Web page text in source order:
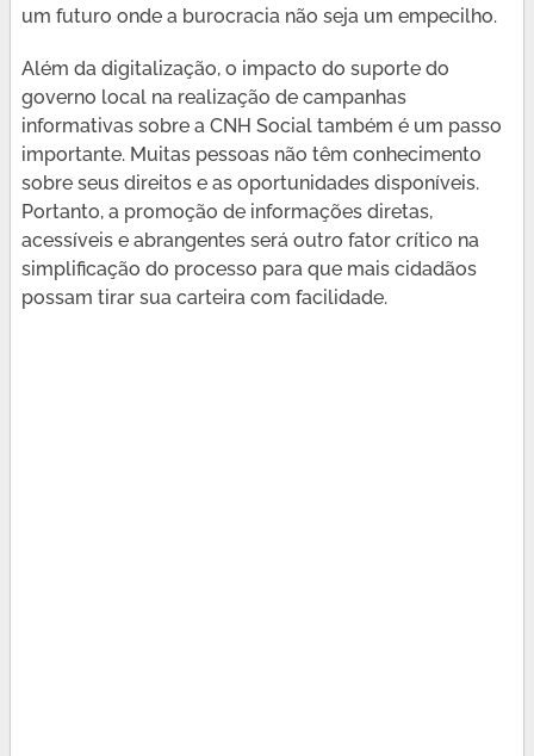
um futuro onde a burocracia não seja um empecilho.
Além da digitalização, o impacto do suporte do
governo local na realização de campanhas
informativas sobre a CNH Social também é um passo
importante. Muitas pessoas não têm conhecimento
sobre seus direitos e as oportunidades disponíveis.
Portanto, a promoção de informações diretas,
acessíveis e abrangentes será outro fator crítico na
simplificação do processo para que mais cidadãos
possam tirar sua carteira com facilidade.